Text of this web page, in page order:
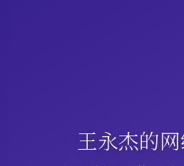
王永杰的